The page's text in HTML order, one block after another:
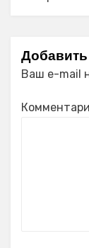
Ваш e-mail